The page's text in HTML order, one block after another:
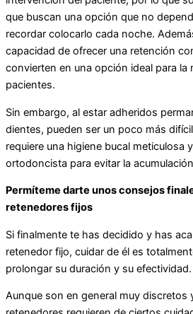
que buscan una opción que no
recordar colocarlo cada noche.
capacidad de ofrecer una retención
convierten en una opción ideal para la
pacientes.
Sin embargo, al estar adheridos
dientes, pueden ser un poco más
requiere una higiene bucal meticulosa
ortodoncista para evitar la
Permíteme darte unos consejos
retenedores fijos
Si finalmente te has decidido y has
retenedor fijo, cuidar de él es
prolongar su duración y su efectividad.
Aunque son en general muy